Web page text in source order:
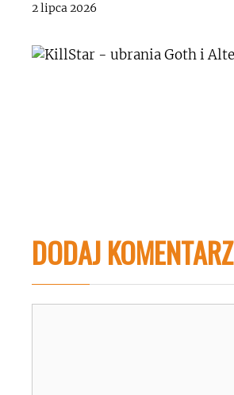
2 lipca 2026
DODAJ KOMENTARZ